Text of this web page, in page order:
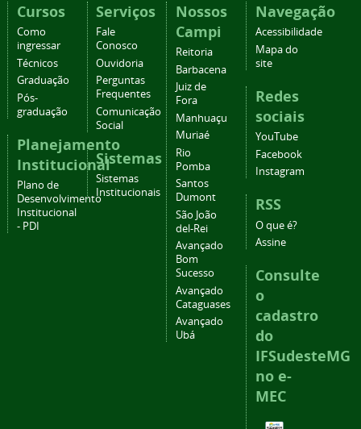
Cursos
Como
ingressar
Técnicos
Graduação
Pós-
graduação
Planejamento
Institucional
Plano de
Desenvolvimento
Institucional
- PDI
Serviços
Fale
Conosco
Ouvidoria
Perguntas
Frequentes
Comunicação
Social
Sistemas
Sistemas
Institucionais
Nossos
Campi
Reitoria
Barbacena
Juiz de
Fora
Manhuaçu
Muriaé
Rio
Pomba
Santos
Dumont
São João
del-Rei
Avançado
Bom
Sucesso
Avançado
Cataguases
Avançado
Ubá
Navegação
Acessibilidade
Mapa do
site
Redes
sociais
YouTube
Facebook
Instagram
RSS
O que é?
Assine
Consulte
o
cadastro
do
IFSudesteMG
no e-
MEC